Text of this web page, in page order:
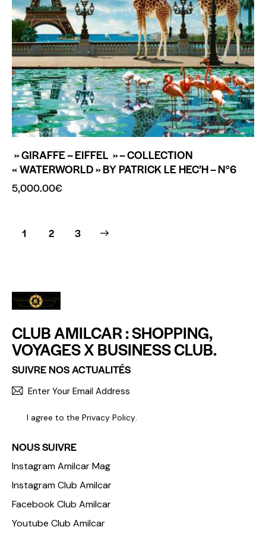
» GIRAFFE – EIFFEL » – COLLECTION
« WATERWORLD » BY PATRICK LE HEC’H – N°6
5,000.00€
1 2 3
→
CLUB AMILCAR : SHOPPING,
VOYAGES X BUSINESS CLUB.
SUIVRE NOS ACTUALITÉS
I agree to the Privacy Policy
NOUS SUIVRE
Instagram Amilcar Mag
Instagram Club Amilcar
Facebook Club Amilcar
Youtube Club Amilcar